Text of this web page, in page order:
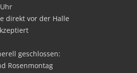
direkt vor der Halle
geschlossen:
Rosenmontag